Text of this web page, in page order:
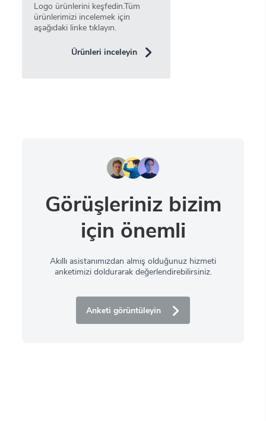
Logo ürünlerini keşfedin.Tüm
ürünlerimizi incelemek için
aşağıdaki linke tıklayın.
Ürünleri inceleyin
Görüşleriniz bizim
için önemli
Akıllı asistanımızdan almış olduğunuz hizmeti
anketimizi doldurarak değerlendirebilirsiniz.
Anketi görüntüleyin